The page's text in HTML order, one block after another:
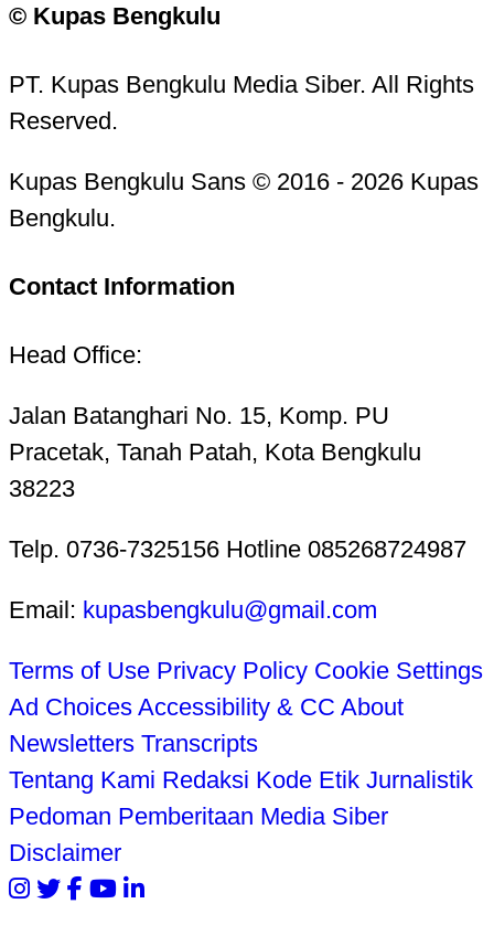
© Kupas Bengkulu
PT. Kupas Bengkulu Media Siber. All Rights
Reserved.
Kupas Bengkulu Sans © 2016 - 2026 Kupas
Bengkulu.
Contact Information
Head Office:
Jalan Batanghari No. 15, Komp. PU
Pracetak, Tanah Patah, Kota Bengkulu
38223
Telp. 0736-7325156 Hotline 085268724987
Email: kupasbengkulu@gmail.com
Terms of Use Privacy Policy Cookie Settings
Ad Choices Accessibility & CC About
Newsletters Transcripts
Tentang Kami Redaksi Kode Etik Jurnalistik
Pedoman Pemberitaan Media Siber
Disclaimer